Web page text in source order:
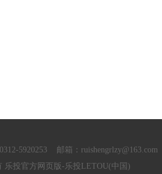
5920253 邮箱：ruishengrlzy@163.com
乐投官方网页版-乐投LETOU(中国)